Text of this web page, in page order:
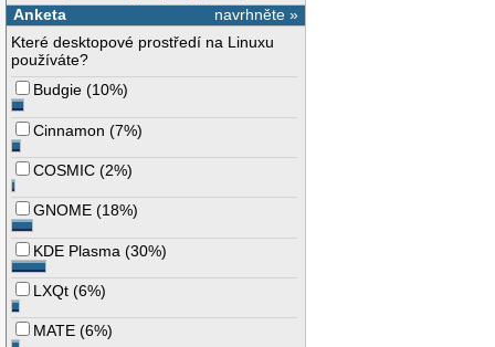
navrhněte »
Anketa
Které desktopové prostředí na Linuxu
používáte?
Budgie (10%)
Cinnamon (7%)
COSMIC (2%)
GNOME (18%)
KDE Plasma (30%)
LXQt (6%)
MATE (6%)